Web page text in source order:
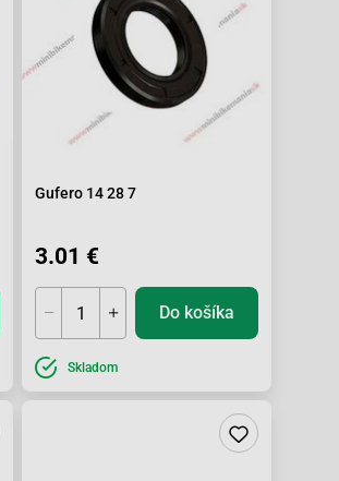
Gufero 14 28 7
3.01 €
Do košíka
Skladom